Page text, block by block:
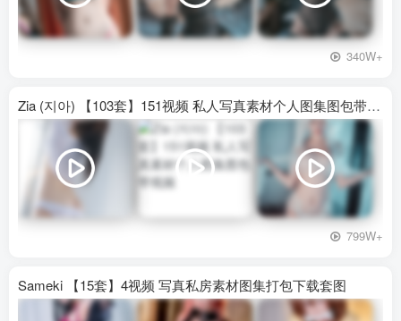
340W+
Zia (지아) 【103套】151视频 私人写真素材个人图集图包带视频
799W+
Sameki 【15套】4视频 写真私房素材图集打包下载套图